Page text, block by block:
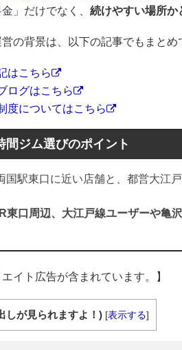
」だけでなく、 続けやすい場所か
の背景は、以下の記事でもまとめ
はこちら
ログはこちら
度についてはこちら
間ジム選びのポイント
国駅東口に近い店舗と、都営大江
東口周辺、大江戸線ユーザーや亀
イト広告が含まれています。】
しが見られますよ！) [表示する]